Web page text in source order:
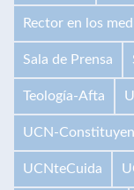
Rector en los
Sala de Prensa
Teología-Afta
UCN-
UCNteCuida